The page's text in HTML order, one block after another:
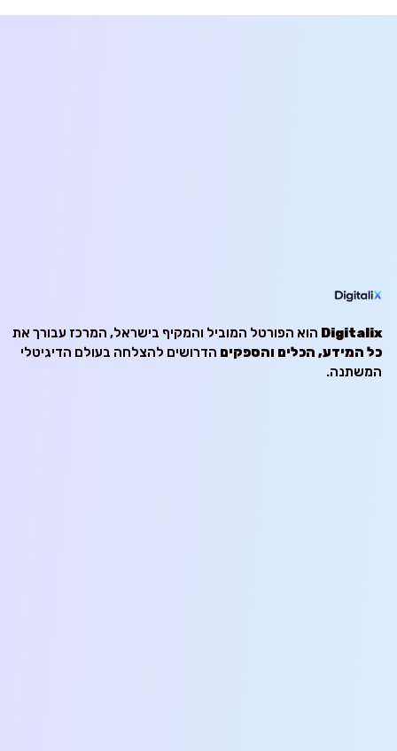
Digitalix הוא הפורטל המוביל והמקיף בישראל, המרכז עבורך את
כל המידע, הכלים והספקים הדרושים להצלחה בעולם הדיגיטלי
המשתנה.